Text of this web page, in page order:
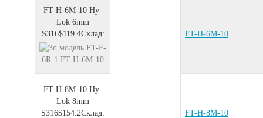
FT-H-6M-10 Hy-
Lok 6mm
S316$119.4Склад: FT-H-6M-10
FT-H-8M-10 Hy-
Lok 8mm
S316$154.2Склад: FT-H-8M-10